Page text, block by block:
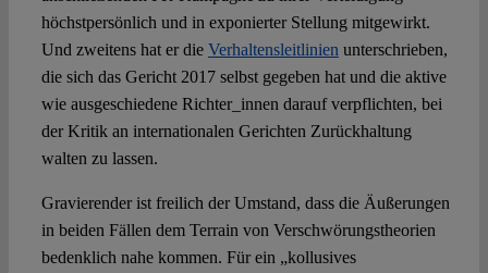
höchstpersönlich und in exponierter Stellung mitgewirkt.
Und zweitens hat er die Verhaltensleitlinien unterschrieben,
die sich das Gericht 2017 selbst gegeben hat und die aktive
wie ausgeschiedene Richter_innen darauf verpflichten, bei
der Kritik an internationalen Gerichten Zurückhaltung
walten zu lassen.
Gravierender ist freilich der Umstand, dass die Äußerungen
in beiden Fällen dem Terrain von Verschwörungstheorien
bedenklich nahe kommen. Für ein „kollusives